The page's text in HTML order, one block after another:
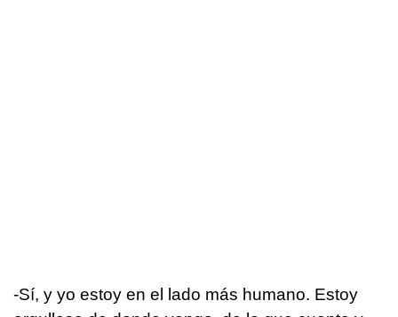
-Sí, y yo estoy en el lado más humano. Estoy